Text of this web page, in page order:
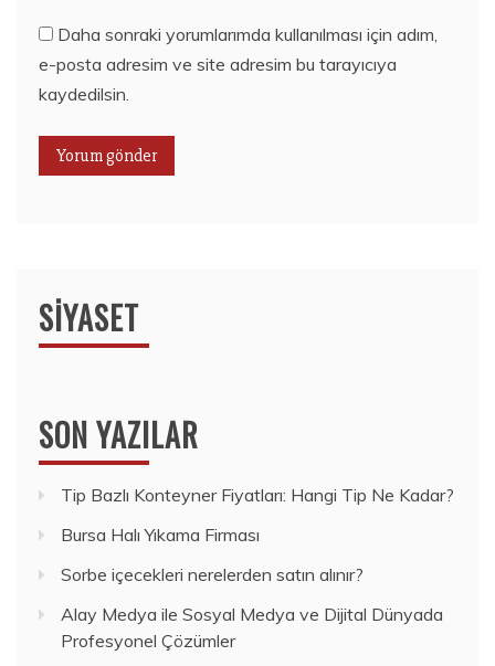
Daha sonraki yorumlarımda kullanılması için adım,
e-posta adresim ve site adresim bu tarayıcıya
kaydedilsin.
SIYASET
SON YAZILAR
Tip Bazlı Konteyner Fiyatları: Hangi Tip Ne Kadar?
Bursa Halı Yıkama Firması
Sorbe içecekleri nerelerden satın alınır?
Alay Medya ile Sosyal Medya ve Dijital Dünyada
Profesyonel Çözümler